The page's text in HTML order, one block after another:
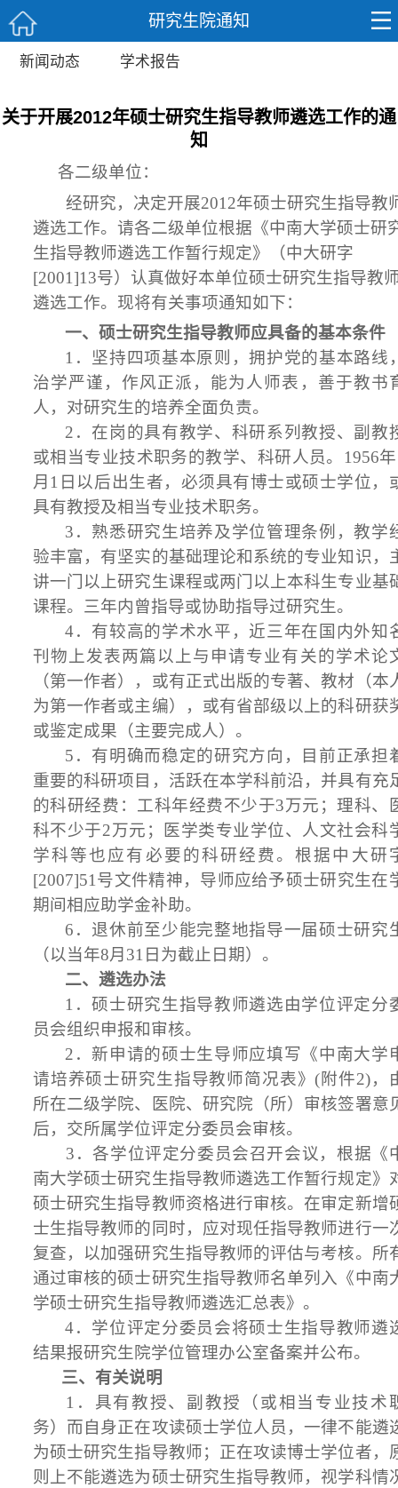
研究生院通知
新闻动态 学术报告
关于开展2012年硕士研究生指导教师遴选工作的通
知
各二级单位：
经研究，决定开展201 2年硕士研究生指导教
遴选工作。请各二级单位根据《中南大学硕士研
生指导教师遴选工作暂行规定》（中大研字
[2001]13号）认真做好本单位硕士研究生指导教
遴选工作。现将有关事项通知如下：
一、硕士研究生指导教师应具备的基本条件
1．坚持四项基本原则，拥护党的基本路线
治学严谨，作风正派，能为人师表，善于教书
人，对研究生的培养全面负责。
2．在岗的具有教学、科研系列教授、副教
或相当专业技术职务的教学、科研人员。1956
月1日以后出生者，必须具有博士或硕士学位，
具有教授及相当专业技术职务。
3．熟悉研究生培养及学位管理条例，教学
验丰富，有坚实的基础理论和系统的专业知识，
讲一门以上研究生课程或两门以上本科生专业基
课程。三年内曾指导或协助指导过研究生。
4．有较高的学术水平，近三年在国内外知
刊物上发表两篇以上与申请专业有关的学术论
（第一作者），或有正式出版的专著、教材（本
为第一作者或主编），或有省部级以上的科研获
或鉴定成果（主要完成人）。
5．有明确而稳定的研究方向，目前正承担
重要的科研项目，活跃在本学科前沿，并具有充
的科研经费：工科年经费不少于3万元；理科、
科不少于2万元；医学类专业学位、人文社会科
学科等也应有必要的科研经费。根据中大研
[2007]51号文件精神，导师应给予硕士研究生在
期间相应助学金补助。
6．退休前至少能完整地指导一届硕士研究
（以当年8月31日为截止日期）。
二、遴选办法
1．硕士研究生指导教师遴选由学位评定分
员会组织申报和审核。
2．新申请的硕士生导师应填写《中南大学
请培养硕士研究生指导教师简况表》(附件2)，
所在二级学院、医院、研究院（所）审核签署意
后，交所属学位评定分委员会审核。
3．各学位评定分委员会召开会议，根据《
南大学硕士研究生指导教师遴选工作暂行规定》
硕士研究生指导教师资格进行审核。在审定新增
士生指导教师的同时，应对现任指导教师进行一
复查，以加强研究生指导教师的评估与考核。所
通过审核的硕士研究生指导教师名单列入《中南
学硕士研究生指导教师遴选汇总表》。
4．学位评定分委员会将硕士生指导教师遴
结果报研究生院学位管理办公室备案并公布。
三、有关说明
1．具有教授、副教授（或相当专业技术
务）而自身正在攻读硕士学位人员，一律不能遴
为硕士研究生指导教师；正在攻读博士学位者，
则上不能遴选为硕士研究生指导教师，视学科情